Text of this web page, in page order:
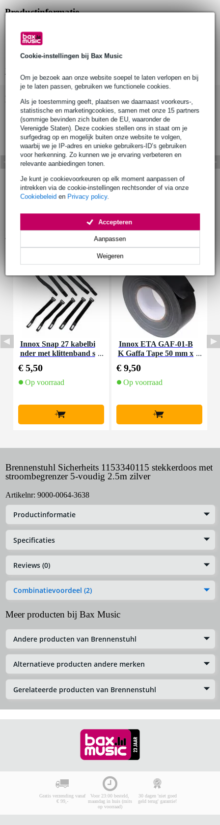
Cookie-instellingen bij Bax Music
Om je bezoek aan onze website soepel te laten verlopen en bij
je te laten passen, gebruiken we functionele cookies.
Als je toestemming geeft, plaatsen we daarnaast voorkeurs-,
statistische en marketingcookies, samen met onze 15 partners
(sommige bevinden zich buiten de EU, waaronder de
Verenigde Staten). Deze cookies stellen ons in staat om je
surfgedrag op en mogelijk buiten onze website te volgen,
waarbij we je IP-adres en unieke gebruikers-ID’s gebruiken
voor herkenning. Zo kunnen we je ervaring verbeteren en
relevante aanbiedingen tonen.
Je kunt je cookievoorkeuren op elk moment aanpassen of
intrekken via de cookie-instellingen rechtsonder of via onze
Cookiebeleid en Privacy policy.
Weigeren
Aanpassen
Accepteren
Productinformatie
Brennenstuhl Sicherheits 1153340115
stekkerblok met stroombegrenzer
aantal sockets: 5
Bekijk ook eens (1)
Innox Snap 27 kabelbi
nder met klittenband s
€ 5,50
Op voorraad
+
Innox ETA GAF-01-B
K Gaffa Tape 50 mm x
€ 9,50
Op voorraad
+
Brennenstuhl Sicherheits 1153340115 stekkerdoos met
stroombegrenzer 5-voudig 2.5m zilver
Artikelnr: 9000-0064-3638
Productinformatie
Specificaties
Reviews (0)
Combinatievoordeel (2)
Meer producten bij Bax Music
Andere producten van Brennenstuhl
Alternatieve producten andere merken
Gerelateerde producten van Brennenstuhl
Gratis verzending vanaf
€ 99,-
Voor 23:00 besteld,
maandag in huis (mits
op voorraad)
30 dagen 'niet goed
geld terug' garantie!